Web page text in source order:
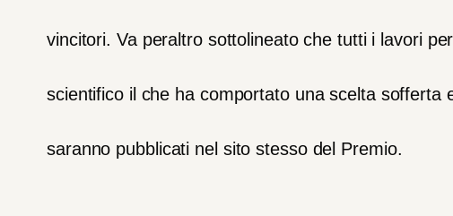
vincitori. Va peraltro sottolineato che tutti i lavori
scientifico il che ha comportato una scelta sofferta
saranno pubblicati nel sito stesso del Premio.